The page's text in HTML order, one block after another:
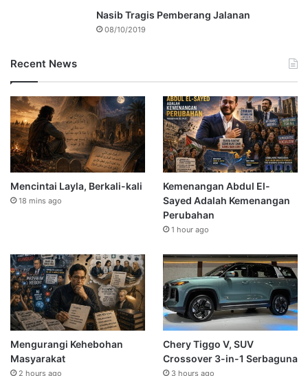
Nasib Tragis Pemberang Jalanan
08/10/2019
Recent News
Mencintai Layla, Berkali-kali
18 mins ago
Kemenangan Abdul El-
Sayed Adalah Kemenangan
Perubahan
1 hour ago
Mengurangi Kehebohan
Masyarakat
2 hours ago
Chery Tiggo V, SUV
Crossover 3-in-1 Serbaguna
3 hours ago